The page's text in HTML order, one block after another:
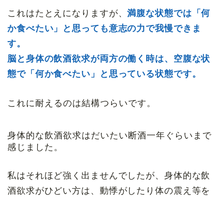
これはたとえになりますが、満腹な状態では「何
か食べたい」と思っても意志の力で我慢できま
す。
脳と身体の飲酒欲求が両方の働く時は、 空腹な状
態で「何か食べたい」と思っている状態です。
これに耐えるのは結構つらいです。
身体的な飲酒欲求はだいたい断酒一年ぐらいまで
感じました。
私はそれほど強く出ませんでしたが、身体的な飲
酒欲求がひどい方は、動悸がしたり体の震え等を